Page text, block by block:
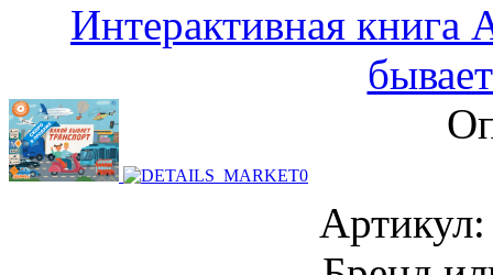
Интерактивная